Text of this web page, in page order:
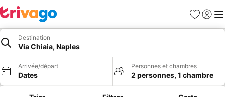
Favoris
Se
Destination
Via Chiaia, Naples
Arrivée/départ
Dates
Personnes et chambres
2 personnes, 1 chambre